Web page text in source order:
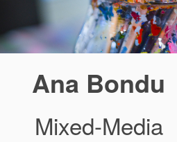
Ana Bondu
Mixed-Media